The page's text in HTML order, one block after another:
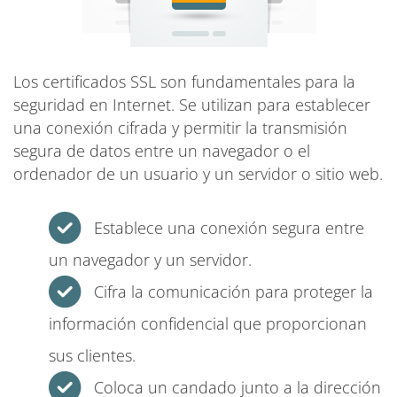
Los certificados SSL son fundamentales para la
seguridad en Internet. Se utilizan para establecer
una conexión cifrada y permitir la transmisión
segura de datos entre un navegador o el
ordenador de un usuario y un servidor o sitio web.
Establece una conexión segura entre
un navegador y un servidor.
Cifra la comunicación para proteger la
información confidencial que proporcionan
sus clientes.
Coloca un candado junto a la dirección